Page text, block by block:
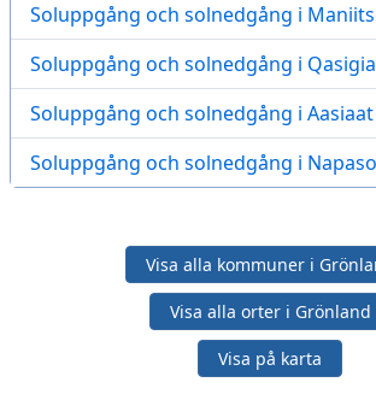
Soluppgång och solnedgång i
Soluppgång och solnedgång i
Soluppgång och solnedgång i Aasiaat
Soluppgång och solnedgång i
Visa alla kommuner i
Visa alla orter i Grönland
Visa på karta